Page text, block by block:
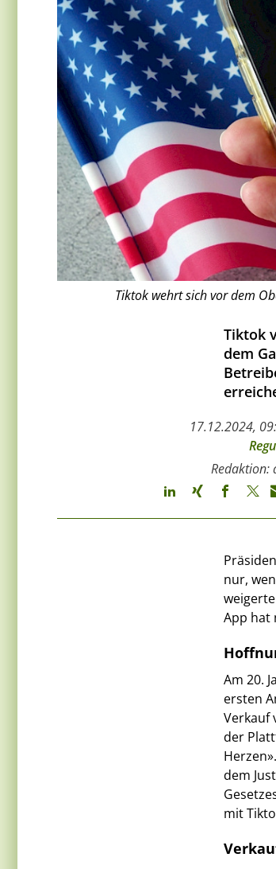
Tiktok wehrt sich vor dem
Tiktok
dem
17.12.2024,
Redaktion:
nur,
App hat
Am 20.
ersten
Verkauf
der
dem
mit